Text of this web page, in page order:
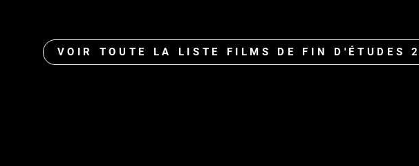
VOIR TOUTE LA LISTE FILMS DE FIN D'ÉTUDES